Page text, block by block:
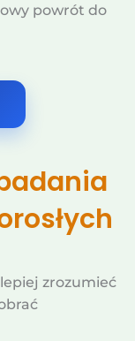
powrót do
zrozumieć